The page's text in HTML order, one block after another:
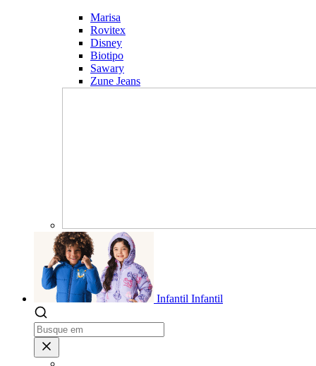
Marisa
Rovitex
Disney
Biotipo
Sawary
Zune Jeans
Infantil Infantil